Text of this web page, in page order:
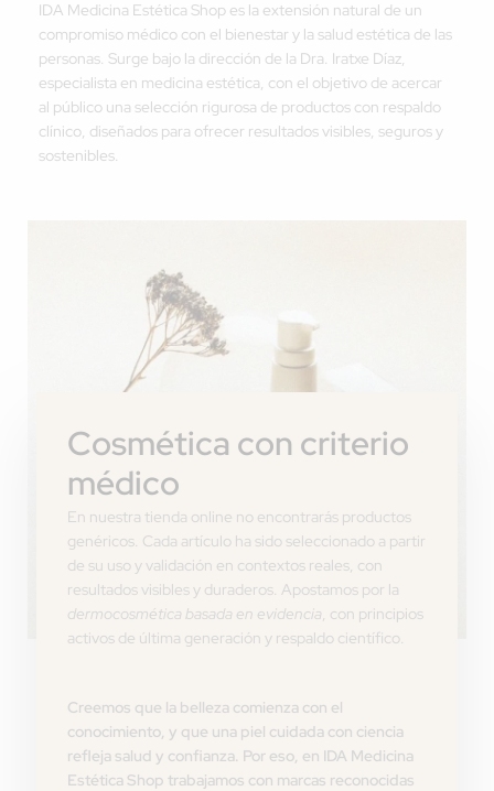
IDA Medicina Estética Shop es la extensión natural de un
compromiso médico con el bienestar y la salud estética de las
personas. Surge bajo la dirección de la Dra. Iratxe Díaz,
especialista en medicina estética, con el objetivo de acercar
al público una selección rigurosa de productos con respaldo
clínico, diseñados para ofrecer resultados visibles, seguros y
sostenibles.
Cosmética con criterio
médico
En nuestra tienda online no encontrarás productos
genéricos. Cada artículo ha sido seleccionado a partir
de su uso y validación en contextos reales, con
resultados visibles y duraderos. Apostamos por la
dermocosmética basada en evidencia, con principios
activos de última generación y respaldo científico.
Creemos que la belleza comienza con el
conocimiento, y que una piel cuidada con ciencia
refleja salud y confianza. Por eso, en IDA Medicina
Estética Shop trabajamos con marcas reconocidas